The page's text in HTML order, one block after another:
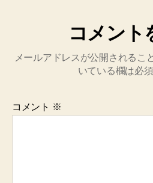
コメント
メールアドレスが公開されるこ
いている欄は必
コメント ※